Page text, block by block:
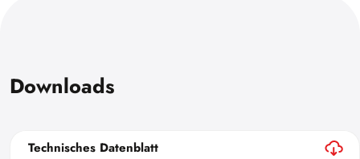
Downloads
Technisches Datenblatt